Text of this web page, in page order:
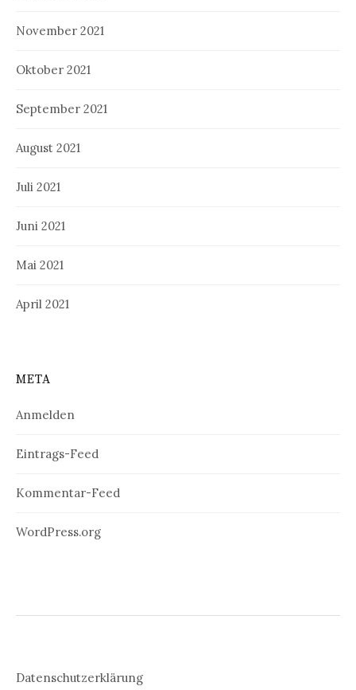
November 2021
Oktober 2021
September 2021
August 2021
Juli 2021
Juni 2021
Mai 2021
April 2021
META
Anmelden
Eintrags-Feed
Kommentar-Feed
WordPress.org
Datenschutzerklärung